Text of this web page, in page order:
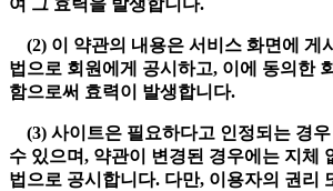
(2) 이 약관의 내용은 서비스 화면에 게
법으로 회원에게 공시하고, 이에 동의한
함으로써 효력이 발생합니다.
(3) 사이트은 필요하다고 인정되는 경
수 있으며, 약관이 변경된 경우에는 지체
법으로 공시합니다. 다만, 이용자의 권리